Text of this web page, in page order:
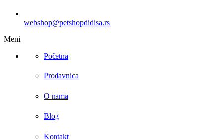
webshop@petshopdidisa.rs
Meni
Početna
Prodavnica
O nama
Blog
Kontakt